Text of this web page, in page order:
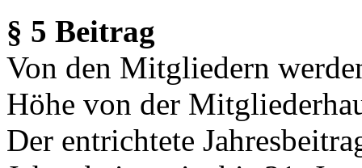
§ 5 Beitrag
Von den Mitgliedern
Höhe von der
Der entrichtete